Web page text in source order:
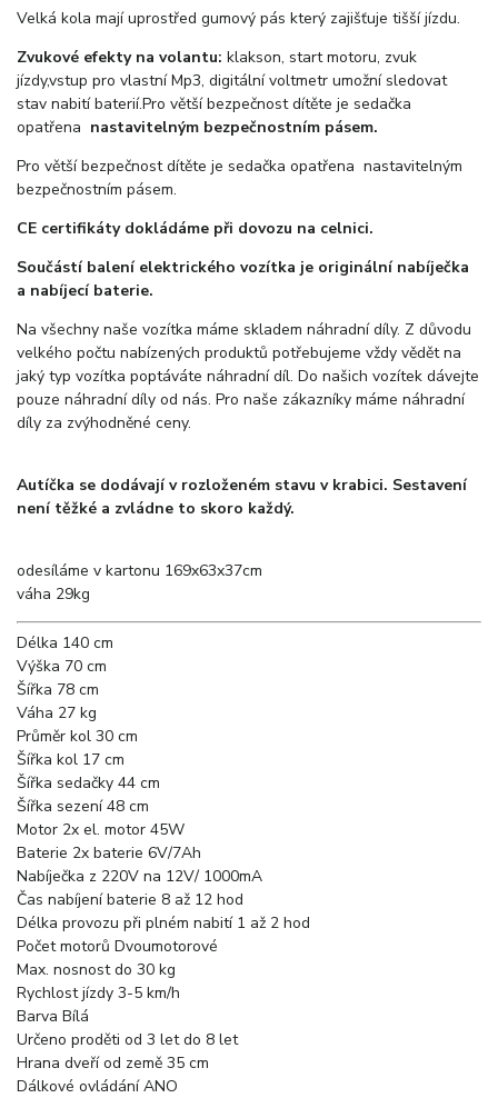
Velká kola mají uprostřed gumový pás který zajišťuje tišší jízdu.
Zvukové efekty na volantu: klakson, start motoru, zvuk
jízdy,vstup pro vlastní Mp3, digitální voltmetr umožní sledovat
stav nabití baterií.Pro větší bezpečnost dítěte je sedačka
opatřena nastavitelným bezpečnostním pásem.
Pro větší bezpečnost dítěte je sedačka opatřena nastavitelným
bezpečnostním pásem.
CE certifikáty dokládáme při dovozu na celnici.
Součástí balení elektrického vozítka je originální nabíječka
a nabíjecí baterie.
Na všechny naše vozítka máme skladem náhradní díly. Z důvodu
velkého počtu nabízených produktů potřebujeme vždy vědět na
jaký typ vozítka poptáváte náhradní díl. Do našich vozítek dávejte
pouze náhradní díly od nás. Pro naše zákazníky máme náhradní
díly za zvýhodněné ceny.
Autíčka se dodávají v rozloženém stavu v krabici. Sestavení
není těžké a zvládne to skoro každý.
odesíláme v kartonu 169x63x37cm
váha 29kg
Délka 140 cm
Výška 70 cm
Šířka 78 cm
Váha 27 kg
Průměr kol 30 cm
Šířka kol 17 cm
Šířka sedačky 44 cm
Šířka sezení48 cm
Motor 2x el. motor 45W
Baterie 2x baterie 6V/7Ah
Nabíječka z 220V na 12V/ 1000mA
Čas nabíjení baterie 8 až 12 hod
Délka provozu při plném nabití 1 až 2 hod
Počet motorů Dvoumotorové
Max. nosnostdo 30 kg
Rychlost jízdy 3-5 km/h
Barva Bílá
Určeno proděti od 3 let do 8 let
Hrana dveří od země 35 cm
Dálkové ovládáníANO